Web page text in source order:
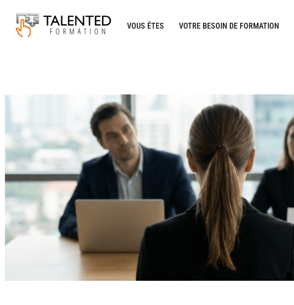
contenu
VOUS ÊTES VOTRE BESOIN DE FORMATION